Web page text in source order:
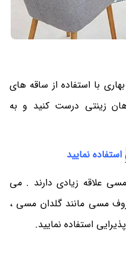
با استفاده از ساقه های
زینتی درست کنید و به
استفاده نمایید
علاقه زیادی دارند . می
مسی مانند گلدان مسی ،
استفاده نمایید.